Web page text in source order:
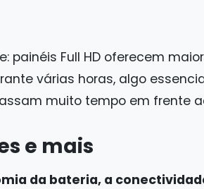
painéis Full HD oferecem
várias horas, algo
muito tempo em frente
e mais
da bateria, a